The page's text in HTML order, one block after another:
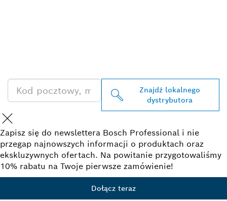
Znajdź lokalnego
dystrybutora
Zapisz się do newslettera Bosch Professional i nie
przegap najnowszych informacji o produktach oraz
ekskluzywnych ofertach. Na powitanie przygotowaliśmy
10% rabatu na Twoje pierwsze zamówienie!
Dołącz teraz